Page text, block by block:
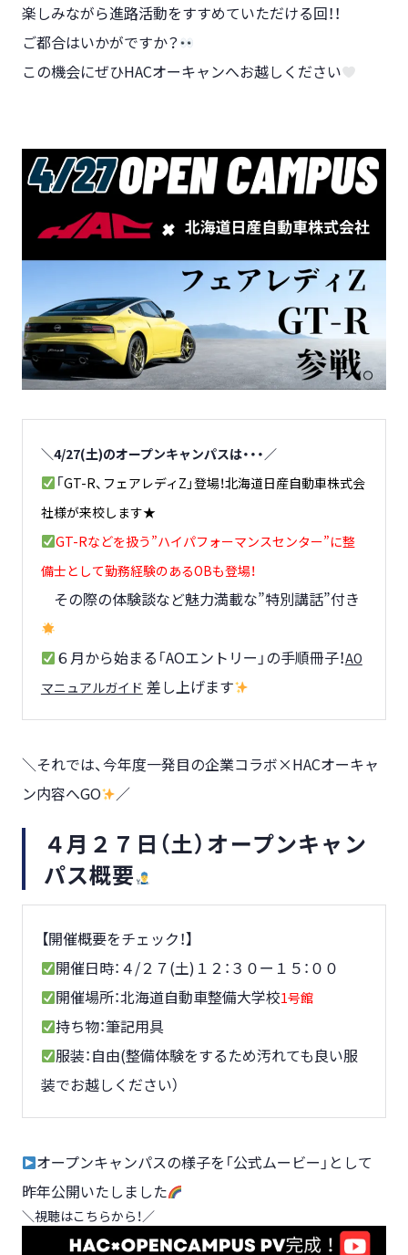
楽しみながら進路活動をすすめていただける回！！
ご都合はいかがですか？
この機会にぜひHACオーキャンへお越しください
＼4/27(土)のオープンキャンパスは・・・／
「GT-R、フェアレディZ」登場！北海道日産自動車株式会
社様が来校します★
GT-Rなどを扱う”ハイパフォーマンスセンター”に整
備士として勤務経験のあるOBも登場！
その際の体験談など魅力満載な”特別講話”付き
６月から始まる「AOエントリー」の手順冊子！AO
マニュアルガイド 差し上げます
＼それでは、今年度一発目の企業コラボ×HACオーキャ
ン内容へGO
／
４月２７日（土）オープンキャン
パス概要
【開催概要をチェック！】
開催日時：４/２７(土)１２：３０ー１５：００
開催場所：北海道自動車整備大学校1号館
持ち物：筆記用具
服装：自由(整備体験をするため汚れても良い服
装でお越しください）
オープンキャンパスの様子を「公式ムービー」として
昨年公開いたしました
＼視聴はこちらから！／